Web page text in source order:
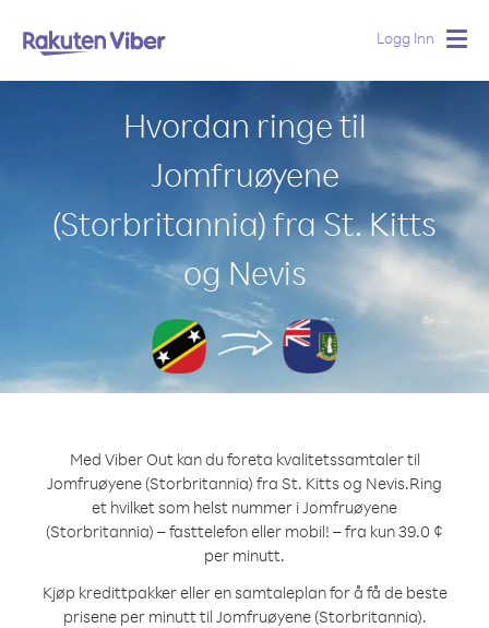
Logg Inn
Hvordan ringe til
Jomfruøyene
(Storbritannia) fra St. Kitts
og Nevis
Med Viber Out kan du foreta kvalitetssamtaler til
Jomfruøyene (Storbritannia) fra St. Kitts og Nevis.Ring
et hvilket som helst nummer i Jomfruøyene
(Storbritannia) – fasttelefon eller mobil! – fra kun 39.0 ¢
per minutt.
Kjøp kredittpakker eller en samtaleplan for å få de beste
prisene per minutt til Jomfruøyene (Storbritannia).